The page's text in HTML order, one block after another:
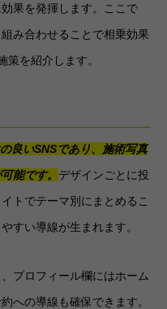
果を発揮します。ここで
み合わせることで相乗効果
を紹介します。
良いSNSであり、施術写真
能です。 デザインごとに投
トでテーマ別にまとめるこ
すい導線が生まれます。
プロフィール欄にはホーム
への導線も確保できます。